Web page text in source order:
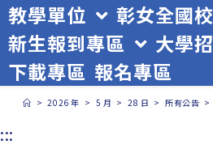
要
內
容
教學單位
彰女全國
新生報到專區
大學
下載專區 報名專區
> 2026 年 > 5 月 > 28 日 > 所有公告 >
:::